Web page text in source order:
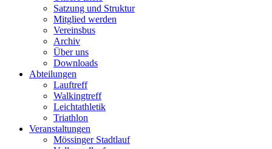
Satzung und Struktur
Mitglied werden
Vereinsbus
Archiv
Über uns
Downloads
Abteilungen
Lauftreff
Walkingtreff
Leichtathletik
Triathlon
Veranstaltungen
Mössinger Stadtlauf